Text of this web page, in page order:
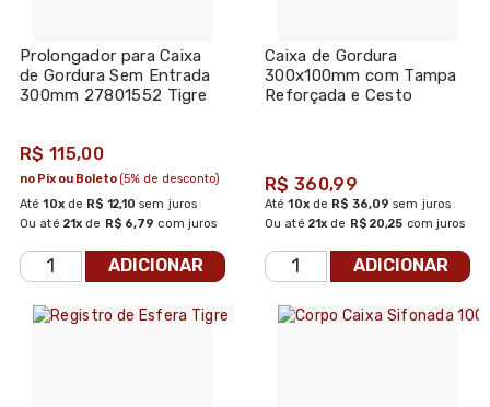
Prolongador para Caixa
de Gordura Sem Entrada
300mm 27801552 Tigre
R$ 115,00
Até10xde R$ 12,10 sem juros
Ou até 21x de R$ 6,79 com juros
no Pix ou Boleto(5% de desconto)
ADICIONAR
Caixa de Gordura
300x100mm com Tampa
Reforçada e Cesto
R$ 360,99
Até10xde R$ 36,09 sem juros
Ou até 21x de R$ 20,25 com juros
ADICIONAR